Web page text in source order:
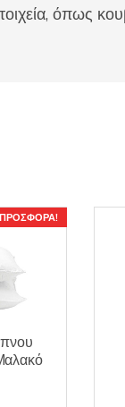
όπως
ΠΡΟΣΦΟΡΆ!